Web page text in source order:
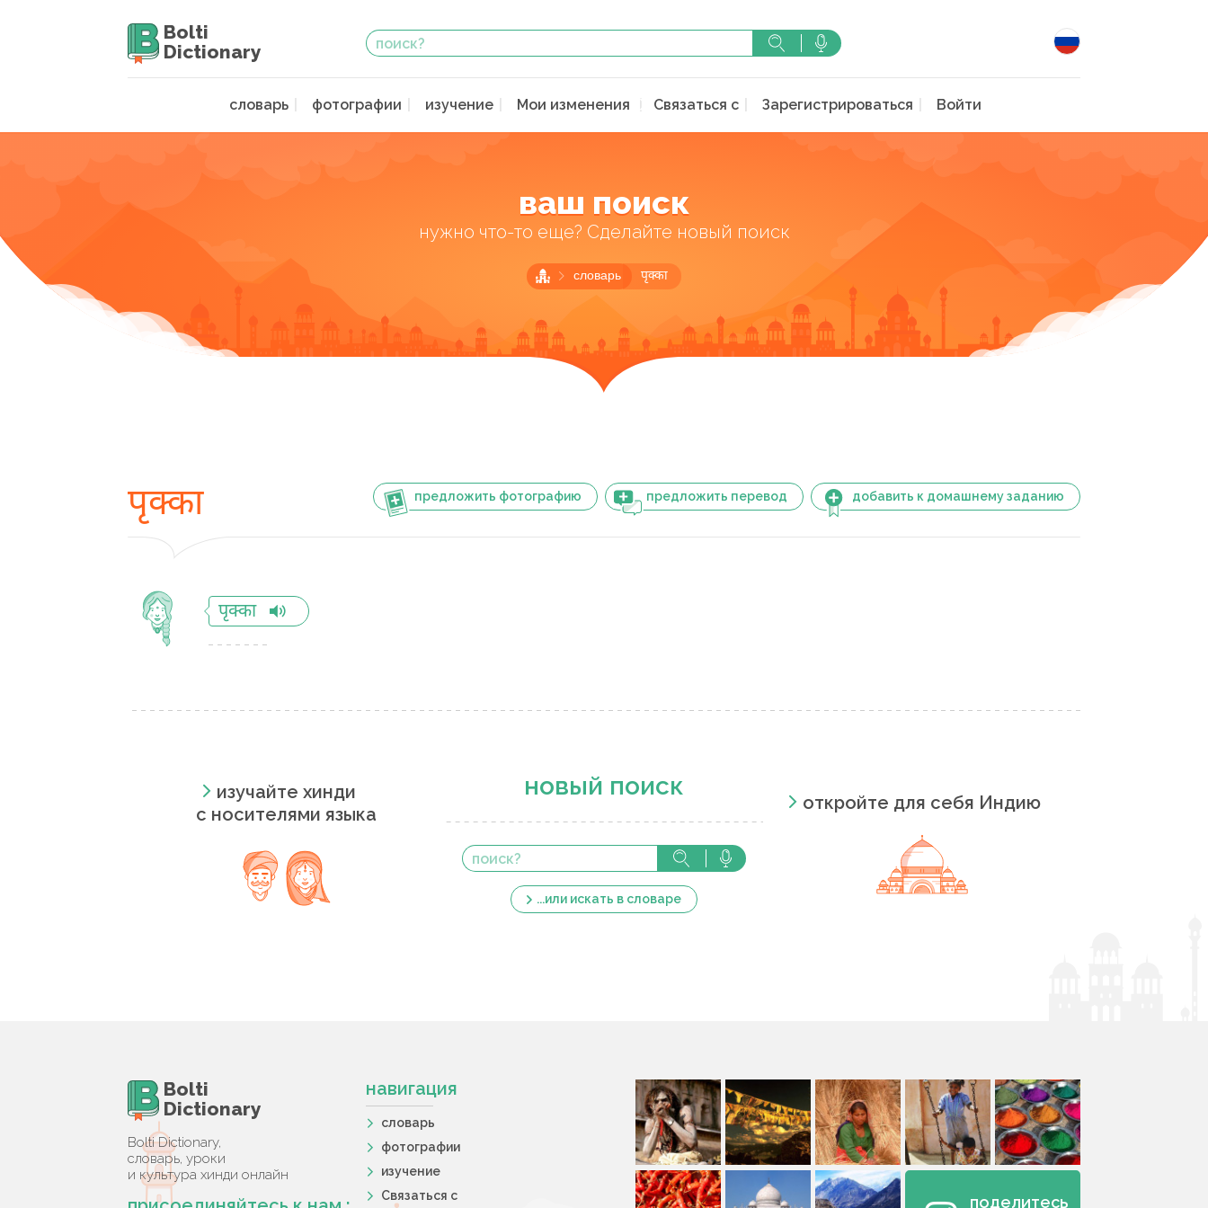
Bolti
Dictionary
словарь фотографии изучение Мои изменения Связаться с Зарегистрироваться Войти
ваш поиск
нужно что-то еще? Сделайте новый поиск
словарь पृक्का
предложить фотографию предложить перевод добавить к домашнему заданию
पृक्का
पृक्का
изучайте хинди
с носителями языка
новый поиск
...или искать в словаре
откройте для себя Индию
Bolti
Dictionary
Bolti Dictionary,
словарь, уроки
и культура хинди онлайн
навигация
словарь
фотографии
изучение
Связаться с
поделитесь